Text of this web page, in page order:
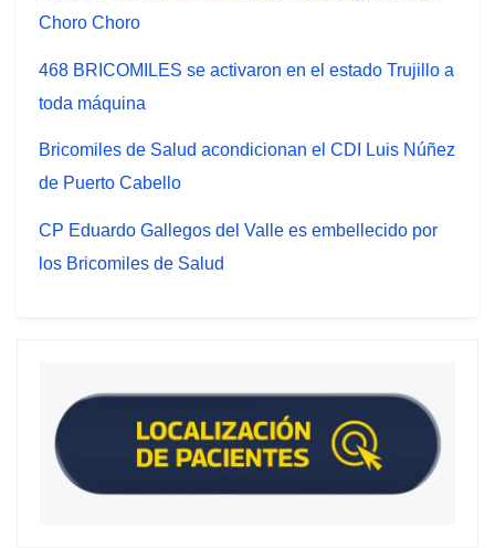
Choro Choro
468 BRICOMILES se activaron en el estado Trujillo a
toda máquina
Bricomiles de Salud acondicionan el CDI Luis Núñez
de Puerto Cabello
CP Eduardo Gallegos del Valle es embellecido por
los Bricomiles de Salud